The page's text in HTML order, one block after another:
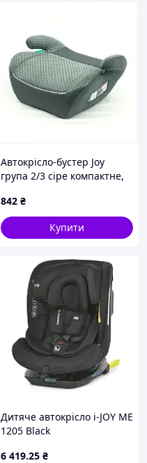
Автокрісло-бустер Joy
група 2/3 сіре компактне,
842 ₴
Купити
Дитяче автокрісло i-JOY ME
1205 Black
6 419.25 ₴